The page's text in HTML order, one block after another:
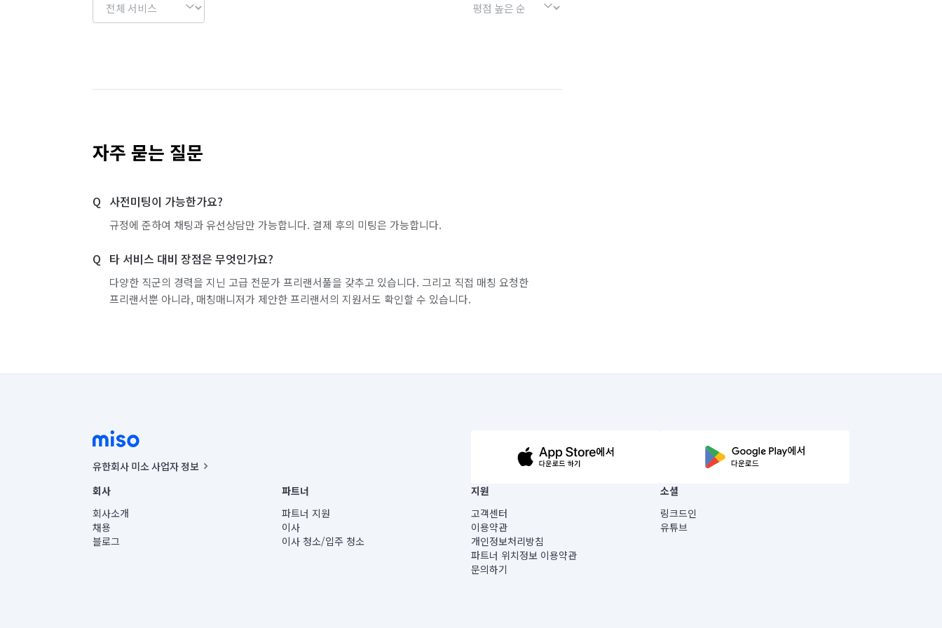
자주 묻는 질문
사전미팅이 가능한가요?
규정에 준하여 채팅과 유선상담만 가능합니다. 결제 후의 미팅은 가능합니다.
타 서비스 대비 장점은 무엇인가요?
다양한 직군의 경력을 지닌 고급 전문가 프리랜서풀을 갖추고 있습니다. 그리고 직접 매칭 요청한
프리랜서뿐 아니라, 매칭매니저가 제안한 프리랜서의 지원서도 확인할 수 있습니다.
유한회사 미소 사업자 정보
사업자등록번호 : 291-87-00271 | 인허가번호 : 2016-3220163-14-5-00019 |
통신판매신고번호 : 2024-서울종로-1400(공정거래위원회 정보) |
대표이사 : CHING VICTOR COLUMBIA RHEE
주소 | 본사: 서울특별시 종로구 율곡로 6(중학동, 트윈트리빌딩) B동 5층
컨택센터 : 서울특별시 종로구 수송동 율곡로 24, 7층, 8층 미소
회사
회사소개
채용
블로그
파트너
파트너 지원
이사
이사 청소/입주 청소
지원
고객센터
이용약관
개인정보처리방침
파트너 위치정보 이용약관
문의하기
소셜
링크드인
유튜브